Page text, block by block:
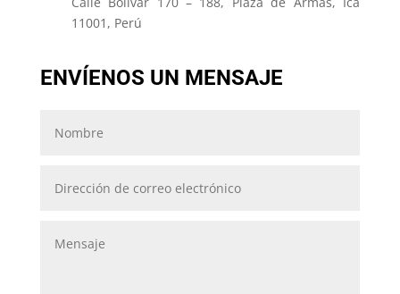
11001, Perú
ENVÍENOS UN MENSAJE